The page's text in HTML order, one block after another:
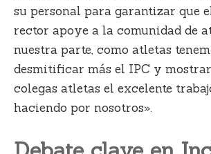
su personal para garantizar que
rector apoye a la comunidad de
nuestra parte, como atletas
desmitificar más el IPC y
colegas atletas el excelente
haciendo por nosotros».